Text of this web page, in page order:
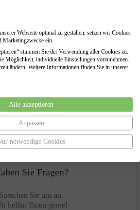
langjährigen Erfahrungen! Wir sind mit
Krise vertraut und können diese
für Verbraucher und Selbstständige
Verhandlungen mit den Gläubigern
zur Vermeidung des
dem Insolvenzgericht und dem
Sie Fragen?
Sprechen Sie uns an.
helfen Ihnen gerne!
Webseite optimal zu gestalten, setzen wir Cookies
Marketingzwecke ein.
stimmen Sie der Verwendung aller Cookies zu.
Möglichkeit, individuelle Einstellungen vorzunehmen.
ändern. Weitere Informationen finden Sie in unserer
Alle akzeptieren
Anpassen
notwendige Cookies